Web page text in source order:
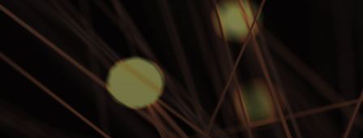
За бизнес
За света